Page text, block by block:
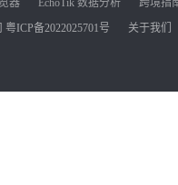
器 EchoTik 数据分析
跨境指
粤ICP备2022025701号 关于我们